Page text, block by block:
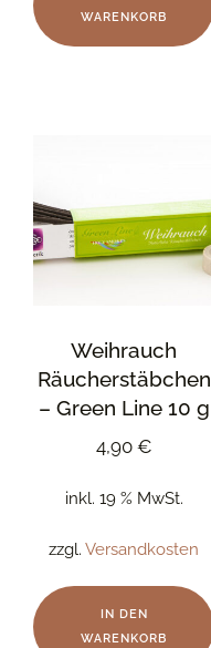
WARENKORB
Weihrauch
Räucherstäbchen
– Green Line 10 g
4,90 €
inkl. 19 % MwSt.
zzgl. Versandkosten
IN DEN
WARENKORB